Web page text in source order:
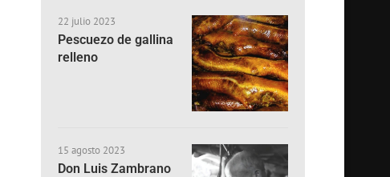
22 julio 2023
Pescuezo de gallina
relleno
15 agosto 2023
Don Luis Zambrano